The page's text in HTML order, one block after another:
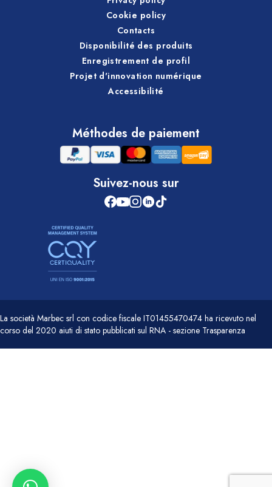
Cookie policy
Contacts
Disponibilité des produits
Enregistrement de profil
Projet d'innovation numérique
Accessibilité
Méthodes de paiement
Suivez-nous sur
La società Marbec srl con codice fiscale IT01455470474 ha ricevuto nel
corso del 2020 aiuti di stato pubblicati sul RNA - sezione Trasparenza